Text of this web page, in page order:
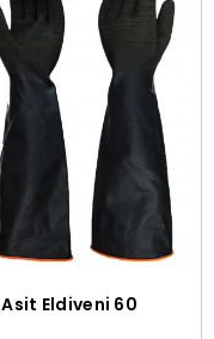
Sepete Ekle
Eldiveni 60